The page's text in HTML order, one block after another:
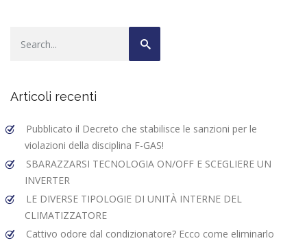
b
o
k
n
n
vi
Articoli recenti
Pubblicato il Decreto che stabilisce le sanzioni per le
violazioni della disciplina F-GAS!
SBARAZZARSI TECNOLOGIA ON/OFF E SCEGLIERE UN
INVERTER
LE DIVERSE TIPOLOGIE DI UNITÀ INTERNE DEL
CLIMATIZZATORE
Cattivo odore dal condizionatore? Ecco come eliminarlo